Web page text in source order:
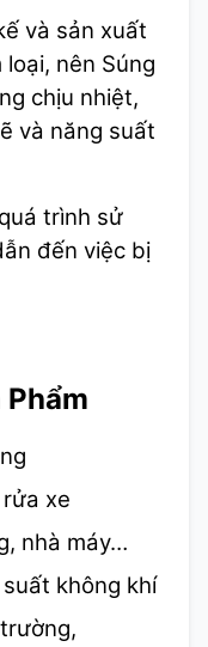
và sản xuất
nên Súng
chịu nhiệt,
và năng suất
trình sử
đến việc bị
Phẩm
xe
nhà máy…
không khí